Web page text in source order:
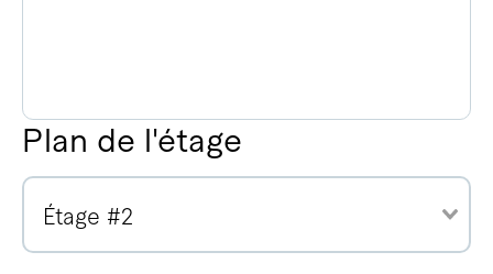
Plan de l'étage
Étage #2